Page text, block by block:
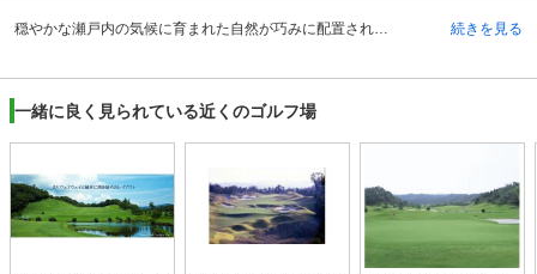
穏やかな瀬戸内の気候に育まれた自然が巧みに配置され、野生動物も見ることができる18ホールの丘陵コースです。OUTコースの4番ホールはフェアウェイが最も狭いホールとなっており、ティショットの正確性が要求されるほか、グリーン手前のバンカーに注意。5番ホールは池越えですが、池の上を流れる風には注意が必要です。グリーンは馬の背になっているので慎重に落としどころをコントロール。INコースの12番ホールは距離が長いことに加えてグリーン手前に大きな松がガードしていることに注意。そのINコースは白鷲の群れがたたずむ湖を取り囲むように設計されています。樹木も多く、湖を中心に雄大な自然を満喫しながらのゴルフが楽しめます。 続きを見る
一緒に良く見られている近くのゴルフ場